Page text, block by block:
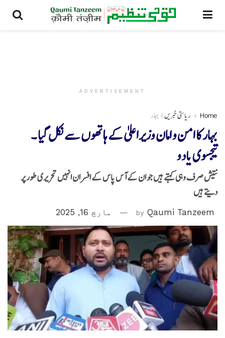
ADVERTISEMENT
Home ریاستی خبریں بہار
بہار کا امن و امان وزیراعلیٰ کے ہاتھوں سے نکل گیا ۔
تیجسوی یادو
نتیش صرف وہی کہتے ہیں جو ان کے آس پاس کے افسران انہیں تحریری طور پر
دیتے ہیں
by Qaumi Tanzeem مارچ 16, 2025